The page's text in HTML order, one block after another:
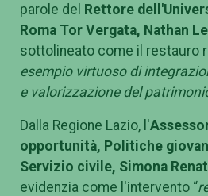
parole del Rettore
Roma Tor Vergata, Nathan
sottolineato come il restauro
esempio virtuoso di
e valorizzazione del
Dalla Regione Lazio, l'
opportunità, Politiche
Servizio civile, Simona
evidenzia come l'intervento “